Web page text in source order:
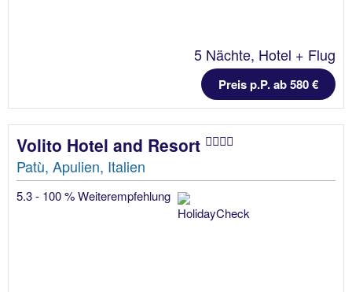
5 Nächte, Hotel + Flug
Preis p.P. ab 580 €
Volito Hotel and Resort
Patù, Apulien, Italien
5.3 - 100 % Weiterempfehlung